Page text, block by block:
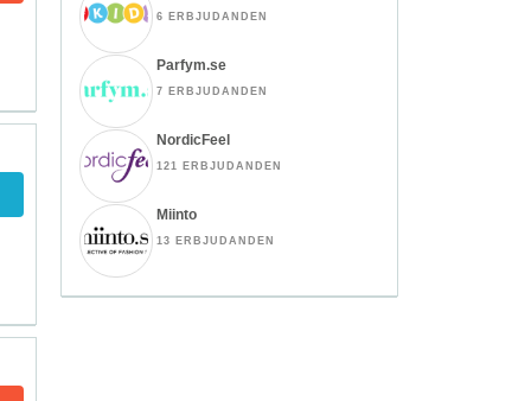
6 ERBJUDANDEN
Parfym.se
7 ERBJUDANDEN
NordicFeel
121 ERBJUDANDEN
Miinto
13 ERBJUDANDEN